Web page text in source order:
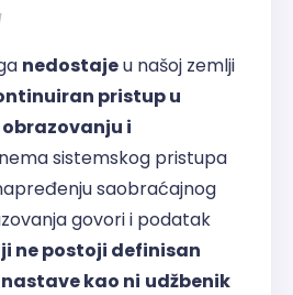
nedostajeu našoj zemlji
pristup u
i
sistemskog pristupa
saobraćajnog
govori i podatak
ne postoji definisan
kao ni udžbenik